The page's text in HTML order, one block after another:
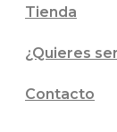
Tienda
¿Quieres
Contacto